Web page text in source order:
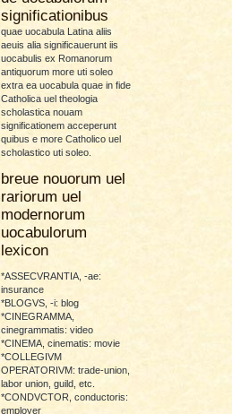
significationibus
quae uocabula Latina aliis
aeuis alia significauerunt iis
uocabulis ex Romanorum
antiquorum more uti soleo
extra ea uocabula quae in fide
Catholica uel theologia
scholastica nouam
significationem acceperunt
quibus e more Catholico uel
scholastico uti soleo.
breue nouorum uel
rariorum uel
modernorum
uocabulorum
lexicon
*ASSECVRANTIA, -ae:
insurance
*BLOGVS, -i: blog
*CINEGRAMMA,
cinegrammatis: video
*CINEMA, cinematis: movie
*COLLEGIVM
OPERATORIVM: trade-union,
labor union, guild, etc.
*CONDVCTOR, conductoris:
employer